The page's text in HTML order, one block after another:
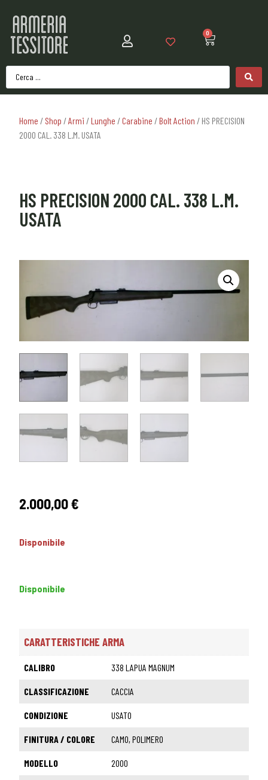
0
Home / Shop /Armi /Lunghe /Carabine /Bolt Action / HS PRECISION
2000 CAL. 338 L.M. USATA
HS PRECISION 2000 CAL. 338 L.M.
USATA
2.000,00€
Disponibile
Disponibile
CARATTERISTICHE ARMA
CALIBRO 338 LAPUA MAGNUM
CLASSIFICAZIONE CACCIA
CONDIZIONE USATO
FINITURA / COLORE CAMO, POLIMERO
MODELLO 2000